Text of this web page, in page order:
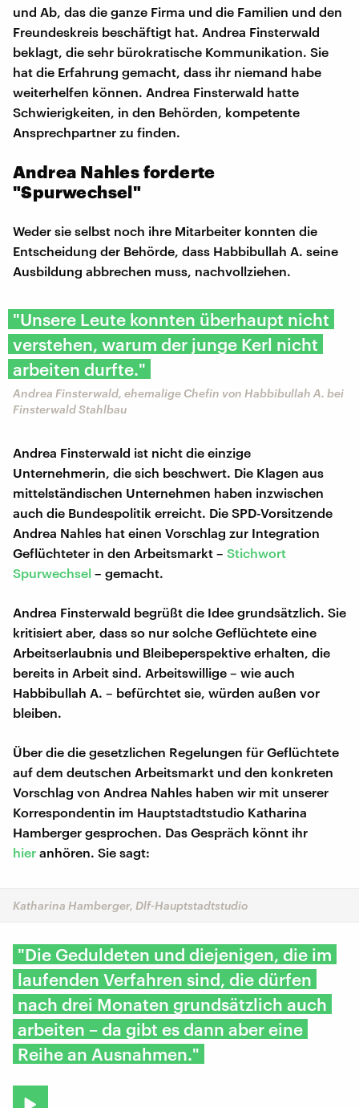
und Ab, das die ganze Firma und die Familien und den
Freundeskreis beschäftigt hat. Andrea Finsterwald
beklagt, die sehr bürokratische Kommunikation. Sie
hat die Erfahrung gemacht, dass ihr niemand habe
weiterhelfen können. Andrea Finsterwald hatte
Schwierigkeiten, in den Behörden, kompetente
Ansprechpartner zu finden.
Andrea Nahles forderte
"Spurwechsel"
Weder sie selbst noch ihre Mitarbeiter konnten die
Entscheidung der Behörde, dass Habbibullah A. seine
Ausbildung abbrechen muss, nachvollziehen.
"Unsere Leute konnten überhaupt nicht
verstehen, warum der junge Kerl nicht
arbeiten durfte."
Andrea Finsterwald, ehemalige Chefin von Habbibullah A. bei
Finsterwald Stahlbau
Andrea Finsterwald ist nicht die einzige
Unternehmerin, die sich beschwert. Die Klagen aus
mittelständischen Unternehmen haben inzwischen
auch die Bundespolitik erreicht. Die SPD-Vorsitzende
Andrea Nahles hat einen Vorschlag zur Integration
Geflüchteter in den Arbeitsmarkt – Stichwort
Spurwechsel – gemacht.
Andrea Finsterwald begrüßt die Idee grundsätzlich. Sie
kritisiert aber, dass so nur solche Geflüchtete eine
Arbeitserlaubnis und Bleibeperspektive erhalten, die
bereits in Arbeit sind. Arbeitswillige – wie auch
Habbibullah A. – befürchtet sie, würden außen vor
bleiben.
Über die die gesetzlichen Regelungen für Geflüchtete
auf dem deutschen Arbeitsmarkt und den konkreten
Vorschlag von Andrea Nahles haben wir mit unserer
Korrespondentin im Hauptstadtstudio Katharina
Hamberger gesprochen. Das Gespräch könnt ihr
hier anhören. Sie sagt:
Katharina Hamberger, Dlf-Hauptstadtstudio
"Die Geduldeten und diejenigen, die im
laufenden Verfahren sind, die dürfen
nach drei Monaten grundsätzlich auch
arbeiten – da gibt es dann aber eine
Reihe an Ausnahmen."